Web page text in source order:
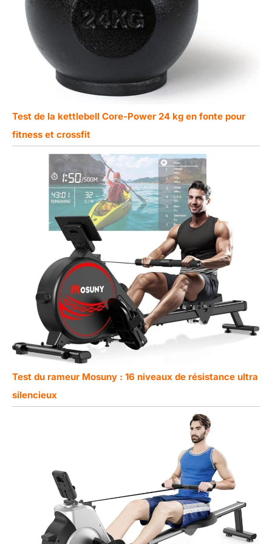
Test de la kettlebell Core-Power 24 kg en fonte pour
fitness et crossfit
Test du rameur Mosuny : 16 niveaux de résistance ultra
silencieux